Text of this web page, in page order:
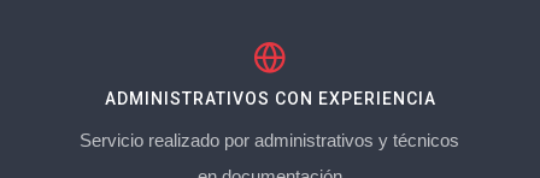
ADMINISTRATIVOS CON EXPERIENCIA
Servicio realizado por administrativos y técnicos